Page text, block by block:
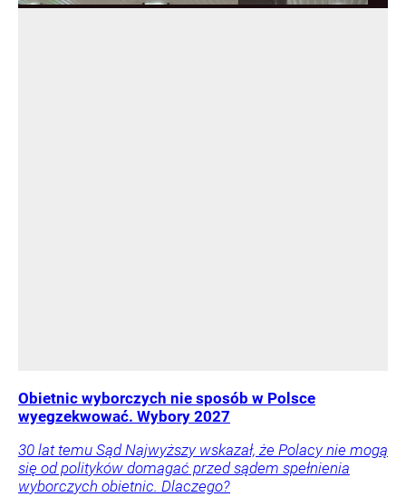
Obietnic wyborczych nie sposób w Polsce
wyegzekwować. Wybory 2027
30 lat temu Sąd Najwyższy wskazał, że Polacy nie mogą
się od polityków domagać przed sądem spełnienia
wyborczych obietnic. Dlaczego?